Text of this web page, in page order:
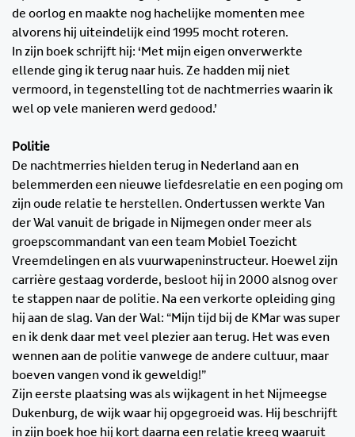
de oorlog en maakte nog hachelijke momenten mee
alvorens hij uiteindelijk eind 1995 mocht roteren.
In zijn boek schrijft hij: ‘Met mijn eigen onverwerkte
ellende ging ik terug naar huis. Ze hadden mij niet
vermoord, in tegenstelling tot de nachtmerries waarin ik
wel op vele manieren werd gedood.’
Politie
De nachtmerries hielden terug in Nederland aan en
belemmerden een nieuwe liefdesrelatie en een poging om
zijn oude relatie te herstellen. Ondertussen werkte Van
der Wal vanuit de brigade in Nijmegen onder meer als
groepscommandant van een team Mobiel Toezicht
Vreemdelingen en als vuurwapeninstructeur. Hoewel zijn
carrière gestaag vorderde, besloot hij in 2000 alsnog over
te stappen naar de politie. Na een verkorte opleiding ging
hij aan de slag. Van der Wal: “Mijn tijd bij de KMar was super
en ik denk daar met veel plezier aan terug. Het was even
wennen aan de politie vanwege de andere cultuur, maar
boeven vangen vond ik geweldig!”
Zijn eerste plaatsing was als wijkagent in het Nijmeegse
Dukenburg, de wijk waar hij opgegroeid was. Hij beschrijft
in zijn boek hoe hij kort daarna een relatie kreeg waaruit